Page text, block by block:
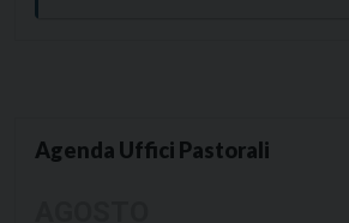
Agenda Uffici Pastorali